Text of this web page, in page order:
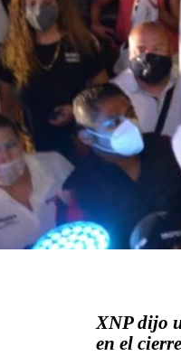
XNP dijo
en el